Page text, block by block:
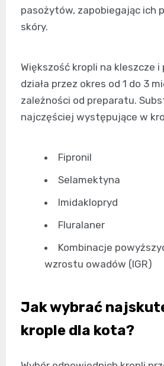
pasożytów, zapobiegając ich
skóry.
Większość kropli na kleszcze i
działa przez okres od 1 do 3
zależności od preparatu.
najczęściej występujące w
Fipronil
Selamektyna
Imidaklopryd
Fluralaner
Kombinacje
wzrostu owadów (IGR)
Jak wybrać
krople dla kota?